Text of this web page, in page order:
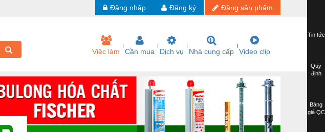
Đăng sản phẩm
Đăng ký
Đăng nhập
Việc làm Cần mua Dịch vụ Nhà cung cấp Video clip
Tin tức
Quy
định
Bảng
giá QC